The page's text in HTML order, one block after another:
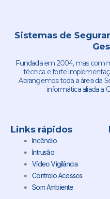
Sistemas de
Fundada em 2004, mas com
técnica e forte
Abrangemos toda a área da
informática aliada a
Links rápidos
Incêndio
Intrusão
Vídeo Vigilância
Controlo Acessos
Som Ambiente